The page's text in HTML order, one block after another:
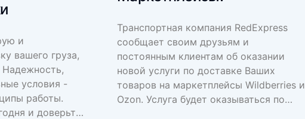
и
вашего груза,
условия -
работы.
и доверьте
Транспортная компания RedExpress
сообщает своим друзьям и
постоянным клиентам об оказании
новой услуги по доставке Ваших
товаров на маркетплейсы Wildberries и
Ozon. Услуга будет оказываться по